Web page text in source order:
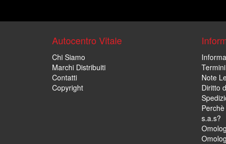
Autocentro Vitale
Chi Siamo
Marchi Distribuiti
Contatti
Copyright
Note
Diritto
s.a.s?